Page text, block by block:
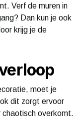
Verf de muren in
Dan kun je ook
krijg je de
moet je
dit zorgt ervoor
overkomt.